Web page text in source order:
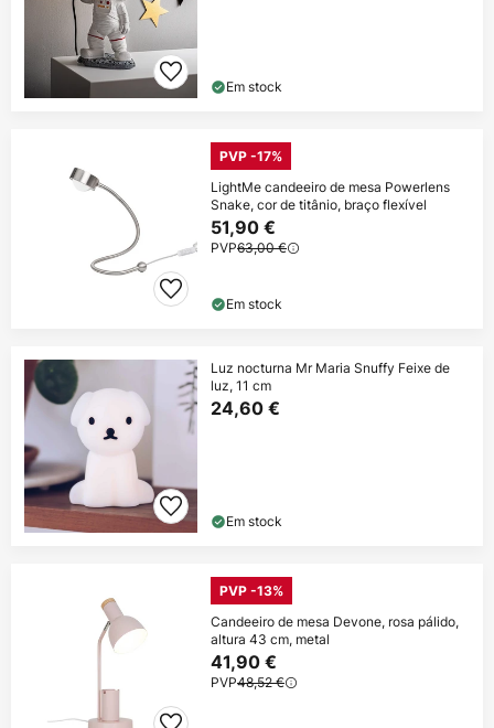
Em stock
PVP -17%
LightMe candeeiro de mesa Powerlens
Snake, cor de titânio, braço flexível
51,90 €
PVP63,00 €
Em stock
Luz nocturna Mr Maria Snuffy Feixe de
luz, 11 cm
24,60 €
Em stock
PVP -13%
Candeeiro de mesa Devone, rosa pálido,
altura 43 cm, metal
41,90 €
PVP48,52 €